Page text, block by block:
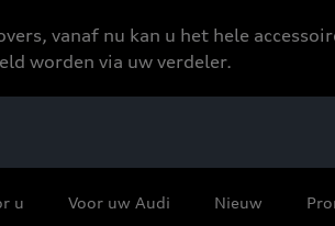
vanaf nu kan u het hele
worden via uw verdeler.
u Voor uw Audi Nieuw